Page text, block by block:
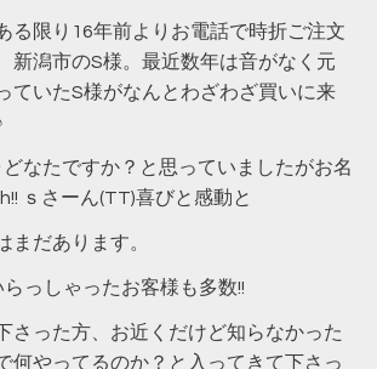
る限り16年前よりお電話で時折ご注文
新潟市のS様。最近数年は音がなく元
ていたS様がなんとわざわざ買いに来
なたですか？と思っていましたがお名
ｓさーん(TT)喜びと感動と
まだあります。
っしゃったお客様も多数!!
さった方、お近くだけど知らなかった
何やってるのか？と入ってきて下さっ